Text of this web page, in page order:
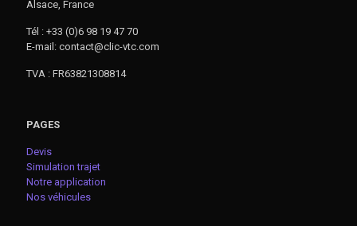
Alsace, France
Tél : +33 (0)6 98 19 47 70
E-mail: contact@clic-vtc.com
TVA : FR63821308814
PAGES
Devis
Simulation trajet
Notre application
Nos véhicules